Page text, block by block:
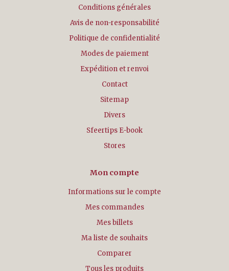
Conditions générales
Avis de non-responsabilité
Politique de confidentialité
Modes de paiement
Expédition et renvoi
Contact
Sitemap
Divers
Sfeertips E-book
Stores
Mon compte
Informations sur le compte
Mes commandes
Mes billets
Ma liste de souhaits
Comparer
Tous les produits